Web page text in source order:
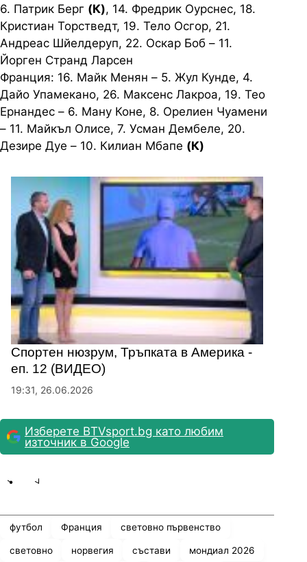
6. Патрик Берг (К), 14. Фредрик Оурснес, 18.
Кристиан Торстведт, 19. Тело Осгор, 21.
Андреас Шйелдеруп, 22. Оскар Боб – 11.
Йорген Странд Ларсен
Франция: 16. Майк Менян – 5. Жул Кунде, 4.
Дайо Упамекано, 26. Максенс Лакроа, 19. Тео
Ернандес – 6. Ману Коне, 8. Орелиен Чуамени
– 11. Майкъл Олисе, 7. Усман Дембеле, 20.
Дезире Дуе – 10. Килиан Мбапе (К)
Спортен нюзрум, Тръпката в Америка -
еп. 12 (ВИДЕО)
19:31, 26.06.2026
Изберете BTVsport.bg като любим
източник в Google
футбол Франция световно първенство
световно норвегия състави мондиал 2026